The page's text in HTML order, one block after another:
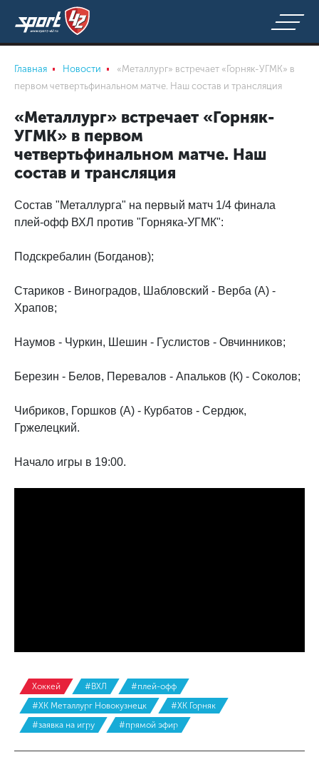
Главная Новости
«Металлург» встречает «Горняк-УГМК» в
первом четвертьфинальном матче. Наш состав и трансляция
«Металлург» встречает «Горняк-
УГМК» в первом
четвертьфинальном матче. Наш
состав и трансляция
Состав "Металлурга" на первый матч 1/4 финала
плей-офф ВХЛ против "Горняка-УГМК":
Подскребалин (Богданов);
Стариков - Виноградов, Шабловский - Верба (А) -
Храпов;
Наумов - Чуркин, Шешин - Гуслистов - Овчинников;
Березин - Белов, Перевалов - Апальков (К) - Соколов;
Чибриков, Горшков (А) - Курбатов - Сердюк,
Гржелецкий.
Начало игры в 19:00.
Хоккей #ВХЛ
#плей-офф
#ХК Металлург Новокузнецк
#ХК Горняк
#заявка на игру
#прямой эфир